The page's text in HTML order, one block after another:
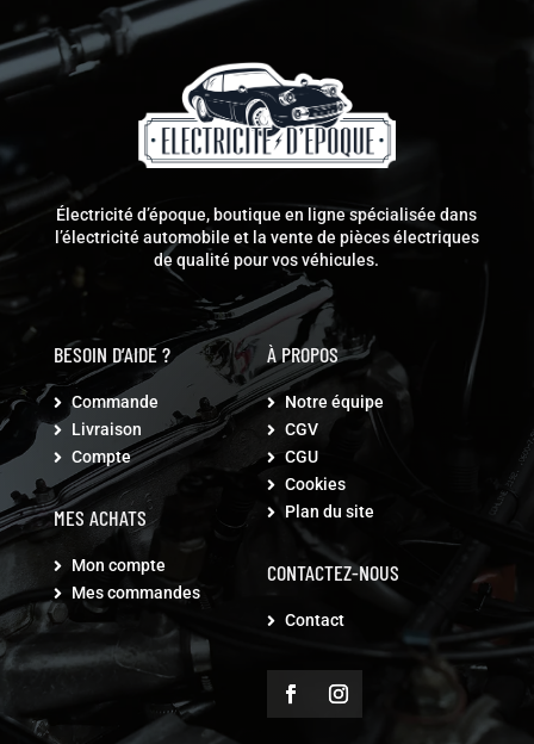
Électricité d’époque, boutique en ligne spécialisée dans
l’électricité automobile et la vente de pièces électriques
de qualité pour vos véhicules.
BESOIN D’AIDE ?
 Commande
 Livraison
 Compte
MES ACHATS
 Mon compte
 Mes commandes
À PROPOS
 Notre équipe
 CGV
 CGU
 Cookies
 Plan du site
CONTACTEZ-NOUS
 Contact